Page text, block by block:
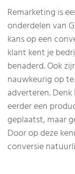
Remarketing is
onderdelen van
kans op een
klant kent je
benaderd. Ook
nauwkeurig op
adverteren.
eerder een
geplaatst, maar
Door op deze
conversie